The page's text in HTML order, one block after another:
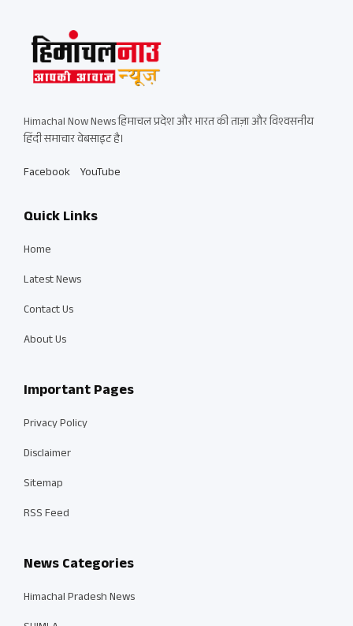
Himachal Now News हिमाचल प्रदेश और भारत की ताज़ा और विश्वसनीय
हिंदी समाचार वेबसाइट है।
Facebook YouTube
Quick Links
Home
Latest News
Contact Us
About Us
Important Pages
Privacy Policy
Disclaimer
Sitemap
RSS Feed
News Categories
Himachal Pradesh News